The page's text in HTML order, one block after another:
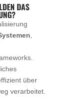
DAS
über
verarbeitet.